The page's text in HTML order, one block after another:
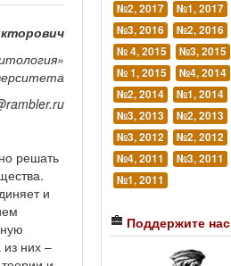
решать
и
них –
№2, 2017
№1, 2017
№3, 2016
№2, 2016
№ 4, 2015
№3, 2015
№ 1, 2015
№4, 2014
№2, 2014
№1, 2014
№3, 2013
№2, 2013
№3, 2012
№2, 2012
№4, 2011
№3, 2011
№1, 2011
Поддержите нас